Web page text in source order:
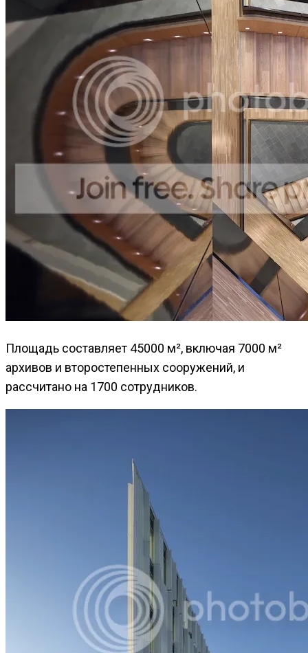
Площадь составляет 45000 м², включая 7000 м²
архивов и второстепенных сооружений, и
рассчитано на 1700 сотрудников.